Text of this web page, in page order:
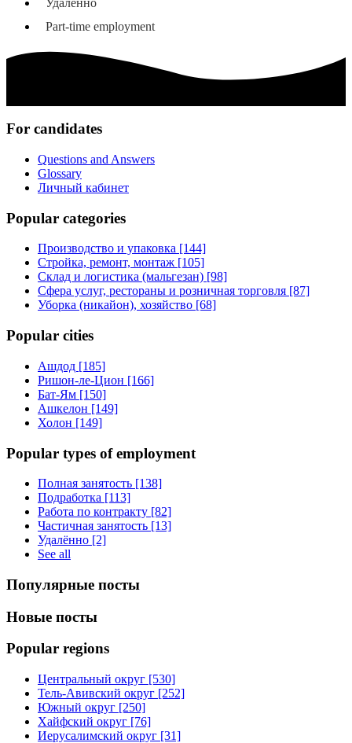
Part-time employment
For candidates
Questions and Answers
Glossary
Личный кабинет
Popular categories
Производство и упаковка [144]
Стройка, ремонт, монтаж [105]
Склад и логистика (мальгезан) [98]
Сфера услуг, рестораны и розничная торговля [87]
Уборка (никайон), хозяйство [68]
Popular cities
Ашдод [185]
Ришон-ле-Цион [166]
Бат-Ям [150]
Ашкелон [149]
Холон [149]
Popular types of employment
Полная занятость [138]
Подработка [113]
Работа по контракту [82]
Частичная занятость [13]
Удалённо [2]
See all
Популярные посты
Новые посты
Popular regions
Центральный округ [530]
Тель-Авивский округ [252]
Южный округ [250]
Хайфский округ [76]
Иерусалимский округ [31]